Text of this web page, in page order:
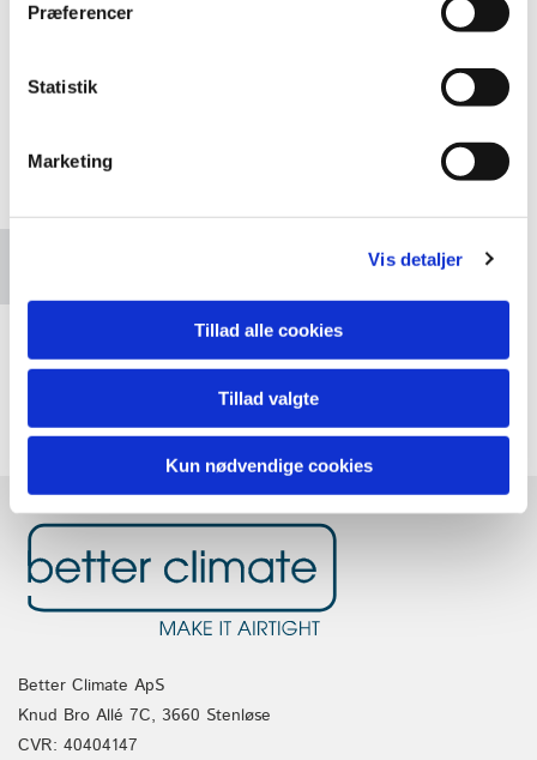
Præferencer
Statistik
Marketing
Vis detaljer
Tillad alle cookies
Tillad valgte
Kun nødvendige cookies
dette kort.
Better Climate ApS
Knud Bro Allé 7C, 3660 Stenløse
CVR: 40404147